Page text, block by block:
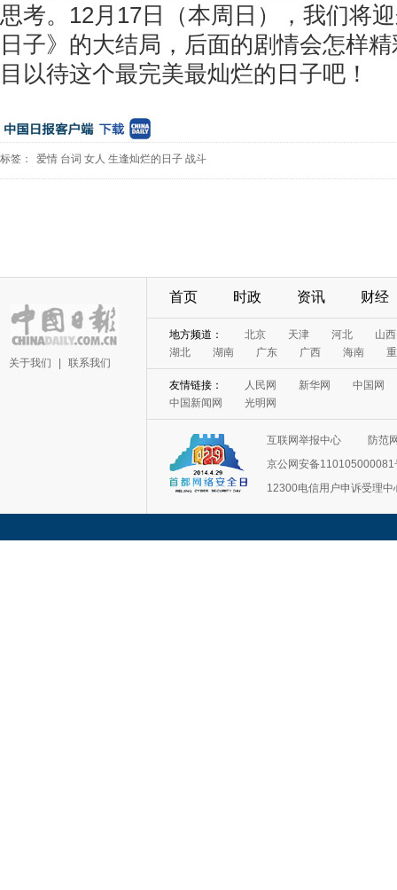
思考。12月17日（本周日），我们将
日子》的大结局，后面的剧情会怎样
目以待这个最完美最灿烂的日子吧！
标签： 爱情 台词 女人 生逢灿烂的日子 战斗
关于我们 联系我们
首页 时政 资讯 财经
地方频道： 北京 天津 河北
山西
湖北
湖南 广东 广西 海南
友情链接： 人民网 新华网
中国网
中国新闻网
光明网
互联网举报中心
防范
京公网安备110105000081
12300电信用户申诉受理中